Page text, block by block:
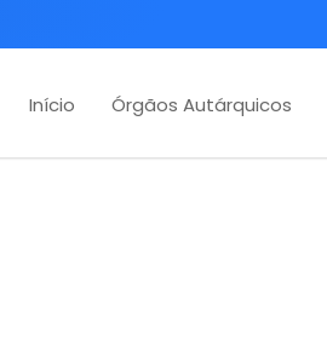
Início Órgãos Autárquicos